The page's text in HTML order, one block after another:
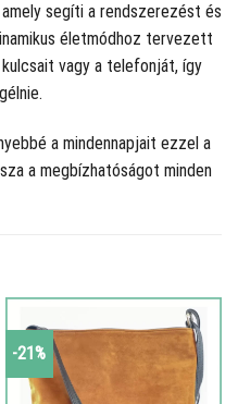
segíti a rendszerezést és
életmódhoz tervezett
vagy a telefonját, így
a mindennapjait ezzel a
a megbízhatóságot minden
-21%